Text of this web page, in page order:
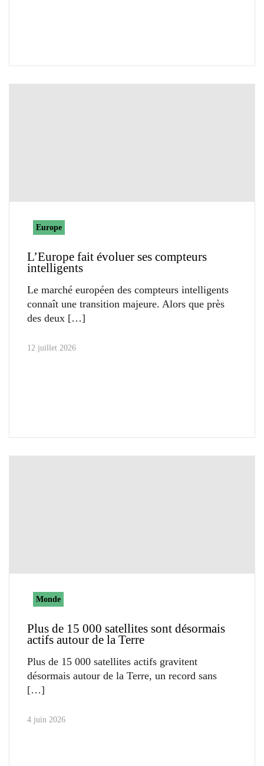
Europe
L’Europe fait évoluer ses compteurs
intelligents
Le marché européen des compteurs intelligents
connaît une transition majeure. Alors que près
des deux
12 juillet 2026
Monde
Plus de 15 000 satellites sont désormais
actifs autour de la Terre
Plus de 15 000 satellites actifs gravitent
désormais autour de la Terre, un record sans
4 juin 2026